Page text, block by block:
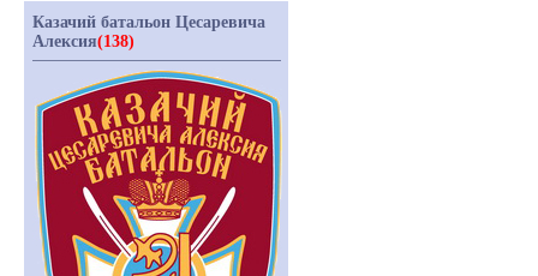
Казачий батальон Цесаревича
Алексия(138)